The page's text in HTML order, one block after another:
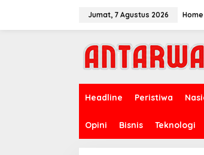
Jumat, 7 Agustus 2026 Home
Headline Peristiwa
Opini Bisnis Teknologi